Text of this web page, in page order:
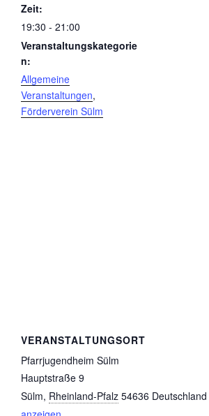
Zeit:
19:30 - 21:00
Veranstaltungskategorie
n:
Allgemeine
Veranstaltungen,
Förderverein Sülm
VERANSTALTUNGSORT
Pfarrjugendheim Sülm
Hauptstraße 9
Sülm, Rheinland-Pfalz 54636 Deutschland